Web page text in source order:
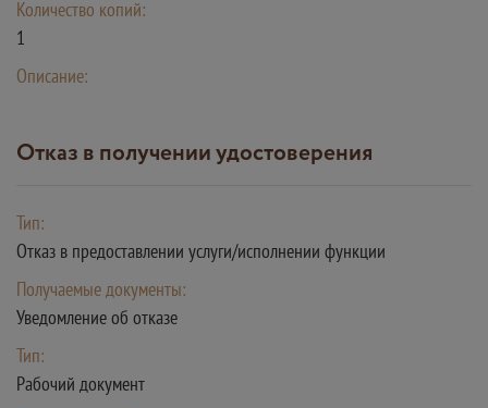
Количество копий:
1
Описание:
Отказ в получении удостоверения
Тип:
Отказ в предоставлении услуги/исполнении функции
Получаемые документы:
Уведомление об отказе
Тип:
Рабочий документ